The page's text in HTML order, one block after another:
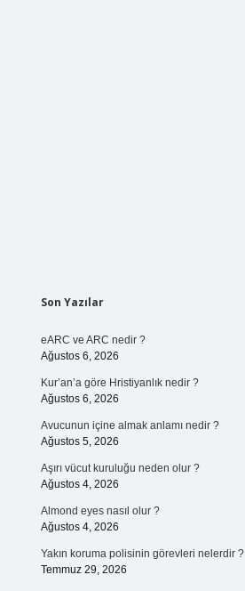
Sidebar
Son Yazılar
eARC ve ARC nedir ?
Ağustos 6, 2026
Kur’an’a göre Hristiyanlık nedir ?
Ağustos 6, 2026
Avucunun içine almak anlamı nedir ?
Ağustos 5, 2026
Aşırı vücut kuruluğu neden olur ?
Ağustos 4, 2026
Almond eyes nasıl olur ?
Ağustos 4, 2026
Yakın koruma polisinin görevleri nelerdir ?
Temmuz 29, 2026